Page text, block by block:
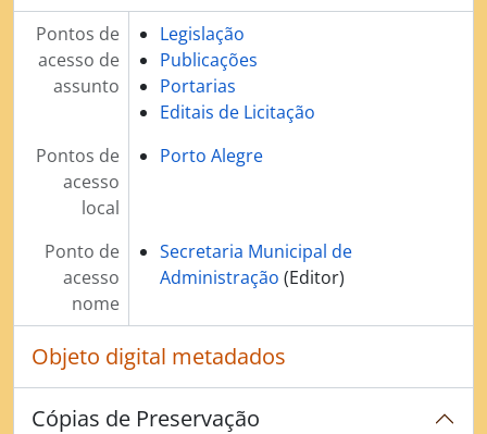
Pontos de
acesso de
assunto
Legislação
Publicações
Portarias
Editais de Licitação
Pontos de
acesso
local
Porto Alegre
Ponto de
acesso
nome
Secretaria Municipal de
Administração (Editor)
Objeto digital metadados
Cópias de Preservação